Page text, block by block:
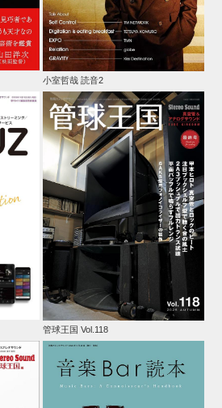
小室哲哉 読音2
管球王国 Vol.118